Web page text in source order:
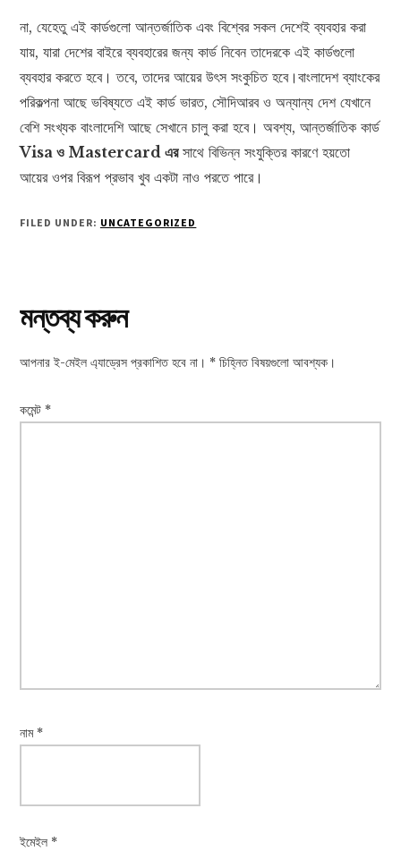
না, যেহেতু এই কার্ডগুলো আন্তর্জাতিক এবং বিশ্বের সকল দেশেই ব্যবহার করা
যায়, যারা দেশের বাইরে ব্যবহারের জন্য কার্ড নিবেন তাদেরকে এই কার্ডগুলো
ব্যবহার করতে হবে। তবে, তাদের আয়ের উৎস সংকুচিত হবে।বাংলাদেশ ব্যাংকের
পরিকল্পনা আছে ভবিষ্যতে এই কার্ড ভারত, সৌদিআরব ও অন্যান্য দেশ যেখানে
বেশি সংখ্যক বাংলাদেশি আছে সেখানে চালু করা হবে। অবশ্য, আন্তর্জাতিক কার্ড
Visa ও Mastercard এরসাথে বিভিন্ন সংযুক্তির কারণে হয়তো
আয়ের ওপর বিরূপ প্রভাব খুব একটা নাও পরতে পারে।
FILED UNDER: UNCATEGORIZED
Reader
Interactions
মন্তব্য করুন
আপনার ই-মেইল এ্যাড্রেস প্রকাশিত হবে না। * চিহ্নিত বিষয়গুলো আবশ্যক।
কমেন্ট *
নাম *
ইমেইল *